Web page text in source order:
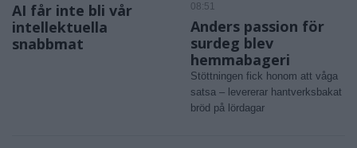
AI får inte bli vår
intellektuella
snabbmat
08:51
Anders passion för
surdeg blev
hemmabageri
Stöttningen fick honom att våga
satsa – levererar hantverksbakat
bröd på lördagar